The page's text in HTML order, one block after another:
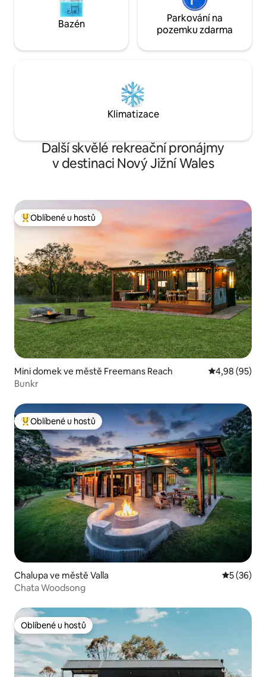
Bazén
Parkování na
pozemku zdarma
Klimatizace
Další skvělé rekreační pronájmy
v destinaci Nový Jižní Wales
Nejlepší v kategorii Oblíbené u hostů
Oblíbené u hostů
Mini domek ve městě Freemans Reach Průměrné
4,98 (95)
Bunkr
Nejlepší v kategorii Oblíbené u hostů
Oblíbené u hostů
Chalupa ve městě Valla Průměrné
5 (36)
Chata Woodsong
Oblíbené u hostů
Oblíbené u hostů